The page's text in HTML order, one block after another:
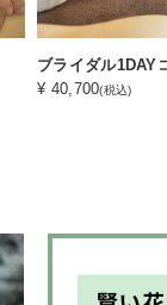
ブライダル1DAY
¥ 40,700(税込)